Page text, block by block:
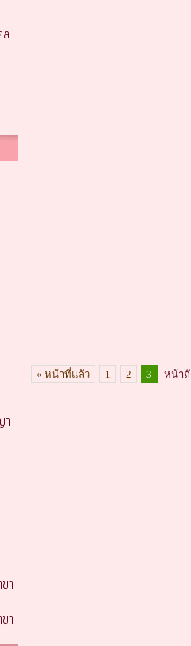
า
า
« หน้าที่แล้ว 1 2 3 หน้าถั